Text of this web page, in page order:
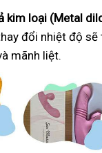
kim loại (Metal
đổi nhiệt độ
mãnh liệt.